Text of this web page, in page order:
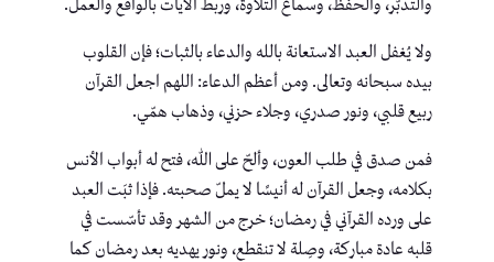
والتدبّر، والحفظ، وسماع التلاوة، وربط الآيات بالواقع والعمل.
ولا يُغفل العبد الاستعانة بالله والدعاء بالثبات؛ فإن القلوب
بيده سبحانه وتعالى. ومن أعظم الدعاء: اللهم اجعل القرآن
ربيع قلبي، ونور صدري، وجلاء حزني، وذهاب همّي.
فمن صدق في طلب العون، وألحّ على الله، فتح له أبواب الأنس
بكلامه، وجعل القرآن له أنيسًا لا يملّ صحبته. فإذا ثبَت العبد
على ورده القرآني في رمضان؛ خرج من الشهر وقد تأسّست في
قلبه عادة مباركة، وصِلة لا تنقطع، ونور يهديه بعد رمضان كما